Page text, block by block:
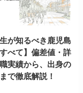
生が知るべき鹿児島
べて】偏差値・詳
実績から、出身の
で徹底解説！